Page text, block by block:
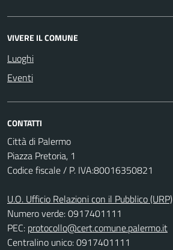
VIVERE IL COMUNE
Luoghi
Eventi
CONTATTI
Città di Palermo
Piazza Pretoria, 1
Codice fiscale / P. IVA:80016350821
U.O. Ufficio Relazioni con il Pubblico (URP)
Numero verde: 0917401111
PEC: protocollo@cert.comune.palermo.it
Centralino unico: 0917401111